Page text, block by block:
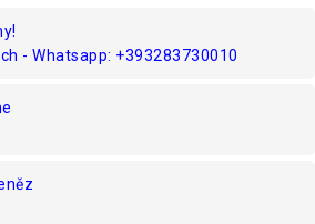
- Whatsapp: +393283730010